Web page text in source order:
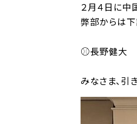
２月４日に中
弊部からは下
⚾長野健大
みなさま、引